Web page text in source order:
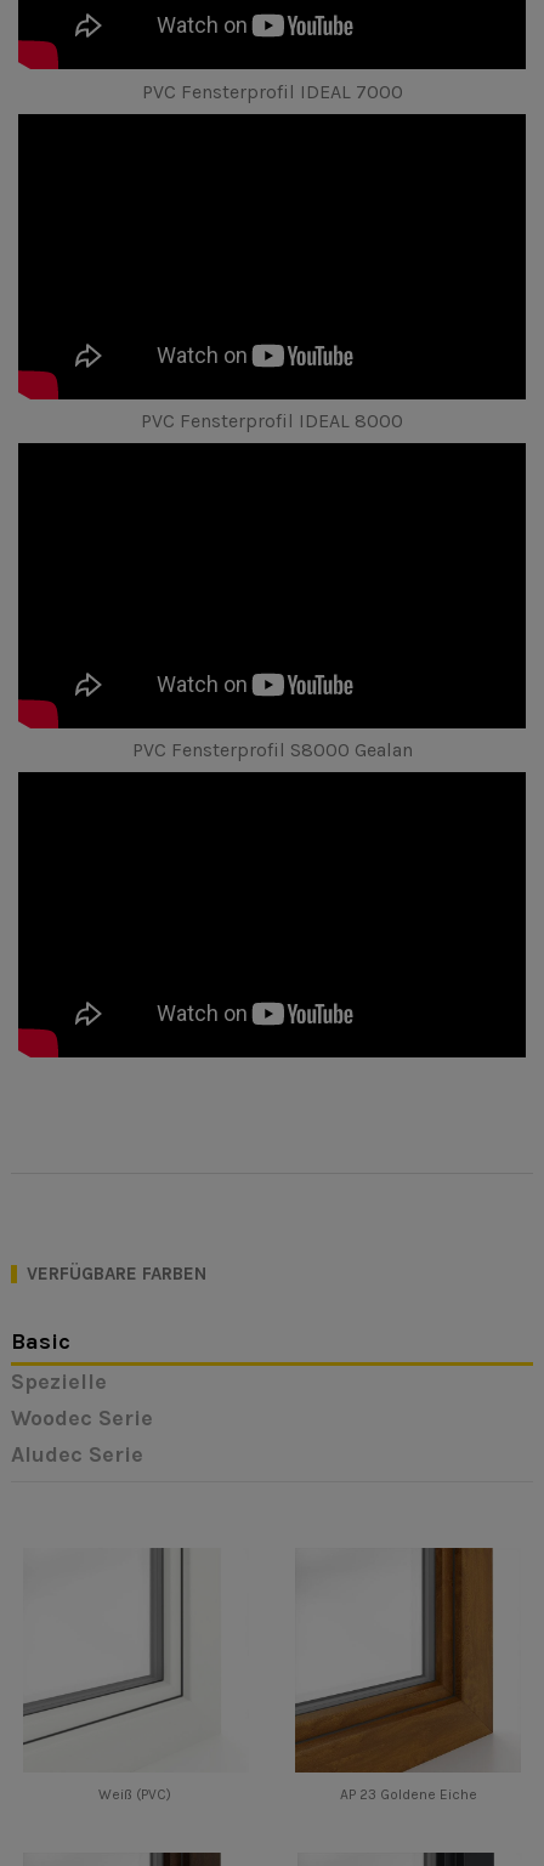
PVC Fensterprofil IDEAL 7000
PVC Fensterprofil IDEAL 8000
PVC Fensterprofil S8000 Gealan
VERFÜGBARE FARBEN
Basic
Spezielle
Woodec Serie
Aludec Serie
Weiß (PVC) AP 23 Goldene Eiche